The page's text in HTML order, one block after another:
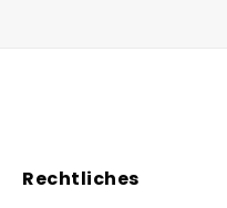
Rechtliches